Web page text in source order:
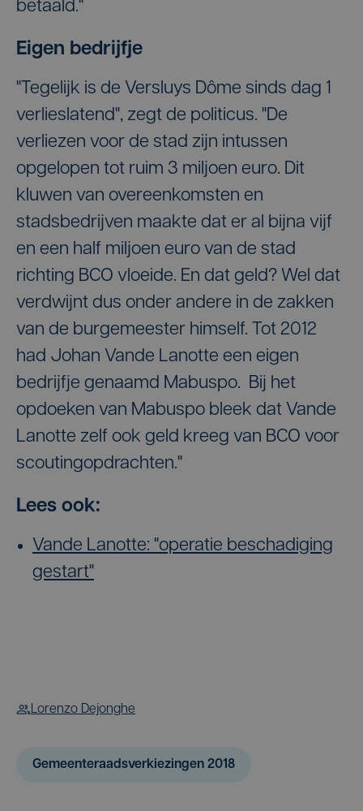
betaald."
Eigen bedrijfje
"Tegelijk is de Versluys Dôme sinds dag 1
verlieslatend", zegt de politicus. "De
verliezen voor de stad zijn intussen
opgelopen tot ruim 3 miljoen euro. Dit
kluwen van overeenkomsten en
stadsbedrijven maakte dat er al bijna vijf
en een half miljoen euro van de stad
richting BCO vloeide. En dat geld? Wel dat
verdwijnt dus onder andere in de zakken
van de burgemeester himself. Tot 2012
had Johan Vande Lanotte een eigen
bedrijfje genaamd Mabuspo. Bij het
opdoeken van Mabuspo bleek dat Vande
Lanotte zelf ook geld kreeg van BCO voor
scoutingopdrachten."
Lees ook:
Vande Lanotte: "operatie beschadiging
gestart"
Lorenzo Dejonghe
Gemeenteraadsverkiezingen 2018